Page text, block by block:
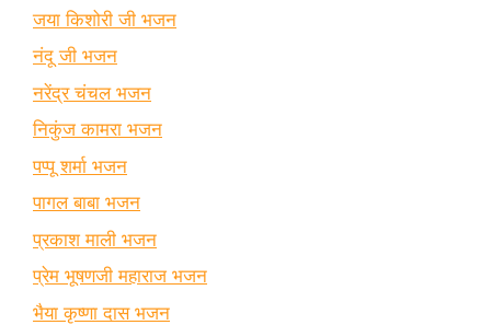
जया किशोरी जी भजन
नंदू जी भजन
नरेंद्र चंचल भजन
निकुंज कामरा भजन
पप्पू शर्मा भजन
पागल बाबा भजन
प्रकाश माली भजन
प्रेम भूषणजी महाराज भजन
भैया कृष्णा दास भजन